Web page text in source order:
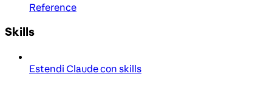
Reference
Skills
Estendi Claude con skills